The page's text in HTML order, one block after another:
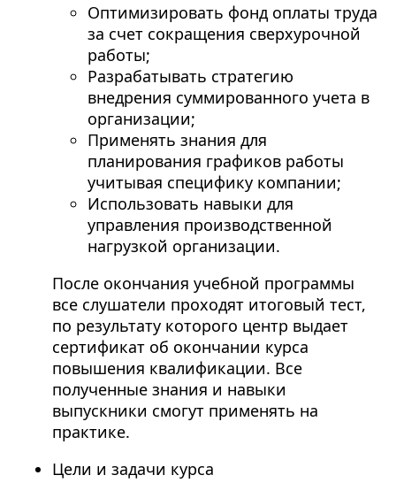
Оптимизировать фонд оплаты труда
за счет сокращения сверхурочной
работы;
Разрабатывать стратегию
внедрения суммированного учета в
организации;
Применять знания для
планирования графиков работы
учитывая специфику компании;
Использовать навыки для
управления производственной
нагрузкой организации.
После окончания учебной программы
все слушатели проходят итоговый тест,
по результату которого центр выдает
сертификат об окончании курса
повышения квалификации. Все
полученные знания и навыки
выпускники смогут применять на
практике.
Цели и задачи курса